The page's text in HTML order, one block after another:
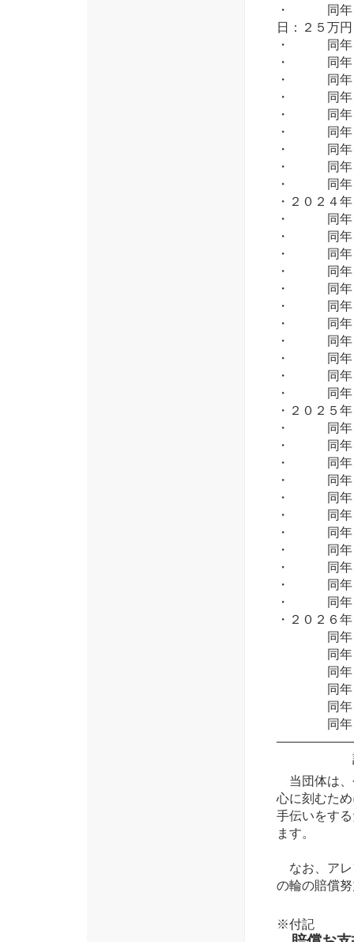
・ 同年
日：２５万
・ 同年
・ 同年
・ 同年
・ 同年
・ 同年
・ 同年
・ 同年
・ 同年
・ 同年
・２０２
・ 同年
・ 同年
・ 同年
・ 同年
・ 同年
・ 同年
・ 同年
・ 同年
・ 同年
・ 同年
・ 同年
・２０２
・ 同年
・ 同年
・ 同年
・ 同年
・ 同年
・ 同年
・ 同年
・ 同年
・ 同年
・ 同年
・ 同年
・２０２
同年 ２
同年 ３
同年 ４
同年 ５
同年 ６
同年 ７
計 ７
当団体は、
心に刻むた
手伝いをす
ます。
なお、アレ
の輪の賠償
※付記